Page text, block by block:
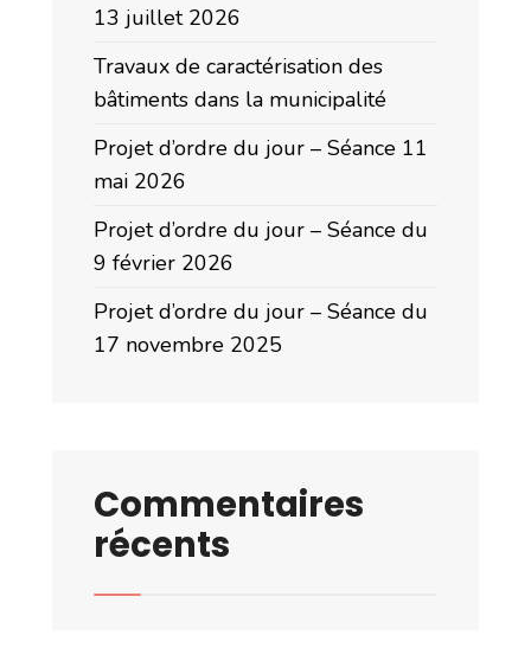
13 juillet 2026
Travaux de caractérisation des
bâtiments dans la municipalité
Projet d’ordre du jour – Séance 11
mai 2026
Projet d’ordre du jour – Séance du
9 février 2026
Projet d’ordre du jour – Séance du
17 novembre 2025
Commentaires
récents